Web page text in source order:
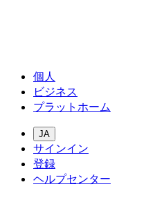
個人
ビジネス
プラットホーム
JA
サインイン
登録
ヘルプセンター